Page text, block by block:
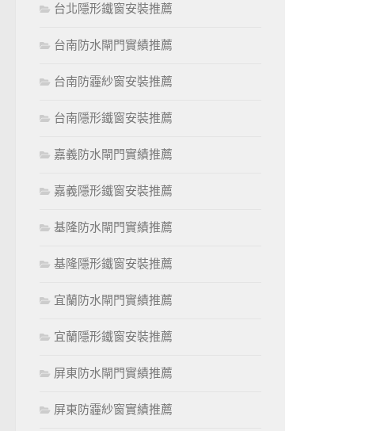
台北隱形鐵窗安裝推薦
台南防水閘門實績推薦
台南防霾紗窗安裝推薦
台南隱形鐵窗安裝推薦
嘉義防水閘門實績推薦
嘉義隱形鐵窗安裝推薦
基隆防水閘門實績推薦
基隆隱形鐵窗安裝推薦
宜蘭防水閘門實績推薦
宜蘭隱形鐵窗安裝推薦
屏東防水閘門實績推薦
屏東防霾紗窗實績推薦